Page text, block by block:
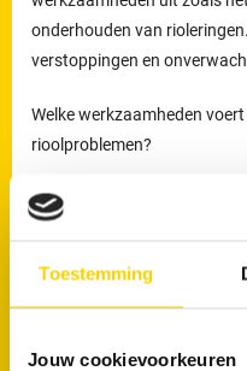
Toestemming
Jouw cookievoorkeuren
onderhouden van
verstoppingen en
Welke werkzaamheden
rioolproblemen?
De loodgieters van RRS
Preventief onderhoud helpt
en onverwachte kosten.